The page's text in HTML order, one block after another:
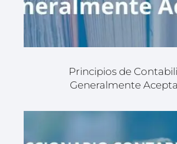
Principios de
Generalmente